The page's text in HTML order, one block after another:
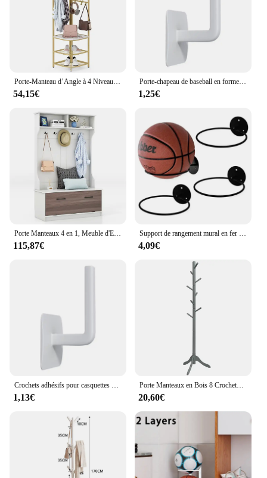
Porte-Manteau d’Angle à 4 Niveaux avec Rangement pour Chaussures, 6 Crochets Amovibles, Etagère à Chaussures de 180 cm de Haut, Porte-Vêtements Autoportant, pour Salon, Chambre, Couloir
54,15€
Porte-chapeau de baseball en forme de L, organisateur de chapeau mural, gain de place, supports, crochets, évaluation, T1
1,25€
Porte Manteaux 4 en 1, Meuble d'Entrée avec Banc à Chaussures à Porte, 5 Crochets, 4 Compartiments, Vestiaire pour Salon, Entrée, Couloir, 100 x 40 x 160 cm
115,87€
Support de rangement mural en fer pour basket-Ball, Football, volley-Ball, support de rangement mural pour balles
4,09€
Crochets adhésifs pour casquettes de baseball, chapeau T1, cintre mural, casquette de rangement, porte-chapeau pour porte et Cisco
1,13€
Porte Manteaux en Bois 8 Crochets, Portant à Vêtement sur Pied, Hauteur Réglable 138/175cm, Porte-Manteau pour Entrée, Chambre, Dortoir, Appartement
20,60€